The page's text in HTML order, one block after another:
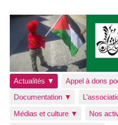
Actualités ▼ Appel à dons
Documentation ▼
Médias et culture ▼
Nos